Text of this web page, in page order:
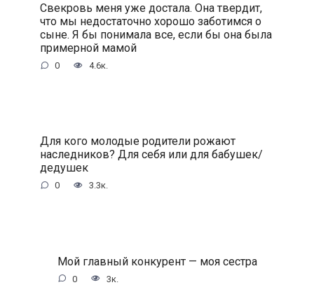
Свекровь меня уже достала. Она твердит,
что мы недостаточно хорошо заботимся о
сыне. Я бы понимала все, если бы она была
примерной мамой
0 4.6к.
Для кого молодые родители рожают
наследников? Для себя или для бабушек/
дедушек
0 3.3к.
Мой главный конкурент — моя сестра
0 3к.